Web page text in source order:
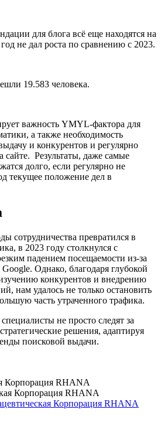
для блога всё еще находятся на
не дал роста по сравнению с 2023.
19.583 человека.
важность YMYL-фактора для
а также необходимость
и конкурентов и регулярно
сайте. Результаты, даже самые
долго, если регулярно не
текущее положение дел в
сотрудничества превратился в
в 2023 году столкнулся с
падением посещаемости из-за
Однако, благодаря глубокой
конкурентов и внедрению
нам удалось не только остановить
часть утраченного трафика.
не просто следят за
решения, адаптируя
поисковой выдачи.
Корпорация RHANA